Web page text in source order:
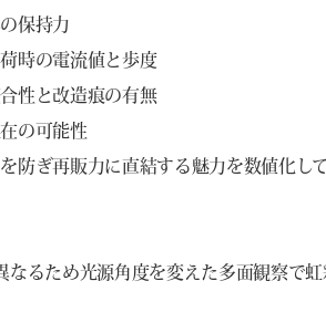
保持力
時の電流値と歩度
性と改造痕の有無
の可能性
防ぎ再販力に直結する魅力を数値化し
なるため光源角度を変えた多面観察で